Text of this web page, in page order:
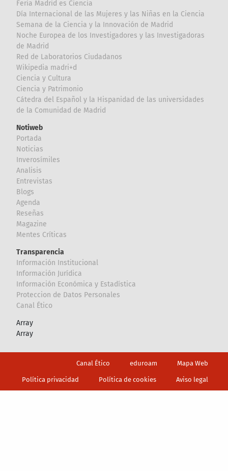
Feria Madrid es Ciencia
Día Internacional de las Mujeres y las Niñas en la Ciencia
Semana de la Ciencia y la Innovación de Madrid
Noche Europea de los Investigadores y las Investigadoras
de Madrid
Red de Laboratorios Ciudadanos
Wikipedia madri+d
Ciencia y Cultura
Ciencia y Patrimonio
Cátedra del Español y la Hispanidad de las universidades
de la Comunidad de Madrid
Notiweb
Portada
Noticias
Inverosímiles
Analisis
Entrevistas
Blogs
Agenda
Reseñas
Magazine
Mentes Críticas
Transparencia
Información Institucional
Información Jurídica
Información Económica y Estadística
Proteccion de Datos Personales
Canal Ético
Array
Array
Canal Ético eduroam Mapa Web
Política privacidad Política de cookies Aviso legal